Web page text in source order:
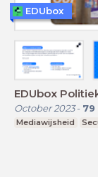
EDUbox
October 2023- 79
Mediawijsheid
EDUbox